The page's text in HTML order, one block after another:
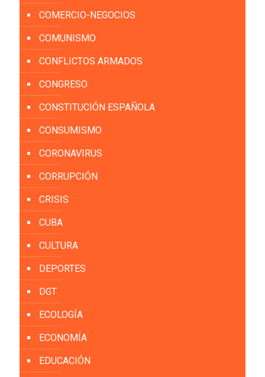
COMERCIO-NEGOCIOS
COMUNISMO
CONFLICTOS ARMADOS
CONGRESO
CONSTITUCIÓN ESPAÑOLA
CONSUMISMO
CORONAVIRUS
CORRUPCIÓN
CRISIS
CUBA
CULTURA
DEPORTES
DGT
ECOLOGÍA
ECONOMÍA
EDUCACIÓN